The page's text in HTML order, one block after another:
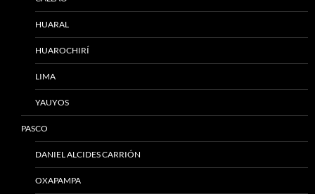
HUARAL
HUAROCHIRÍ
LIMA
YAUYOS
PASCO
DANIEL ALCIDES CARRIÓN
OXAPAMPA